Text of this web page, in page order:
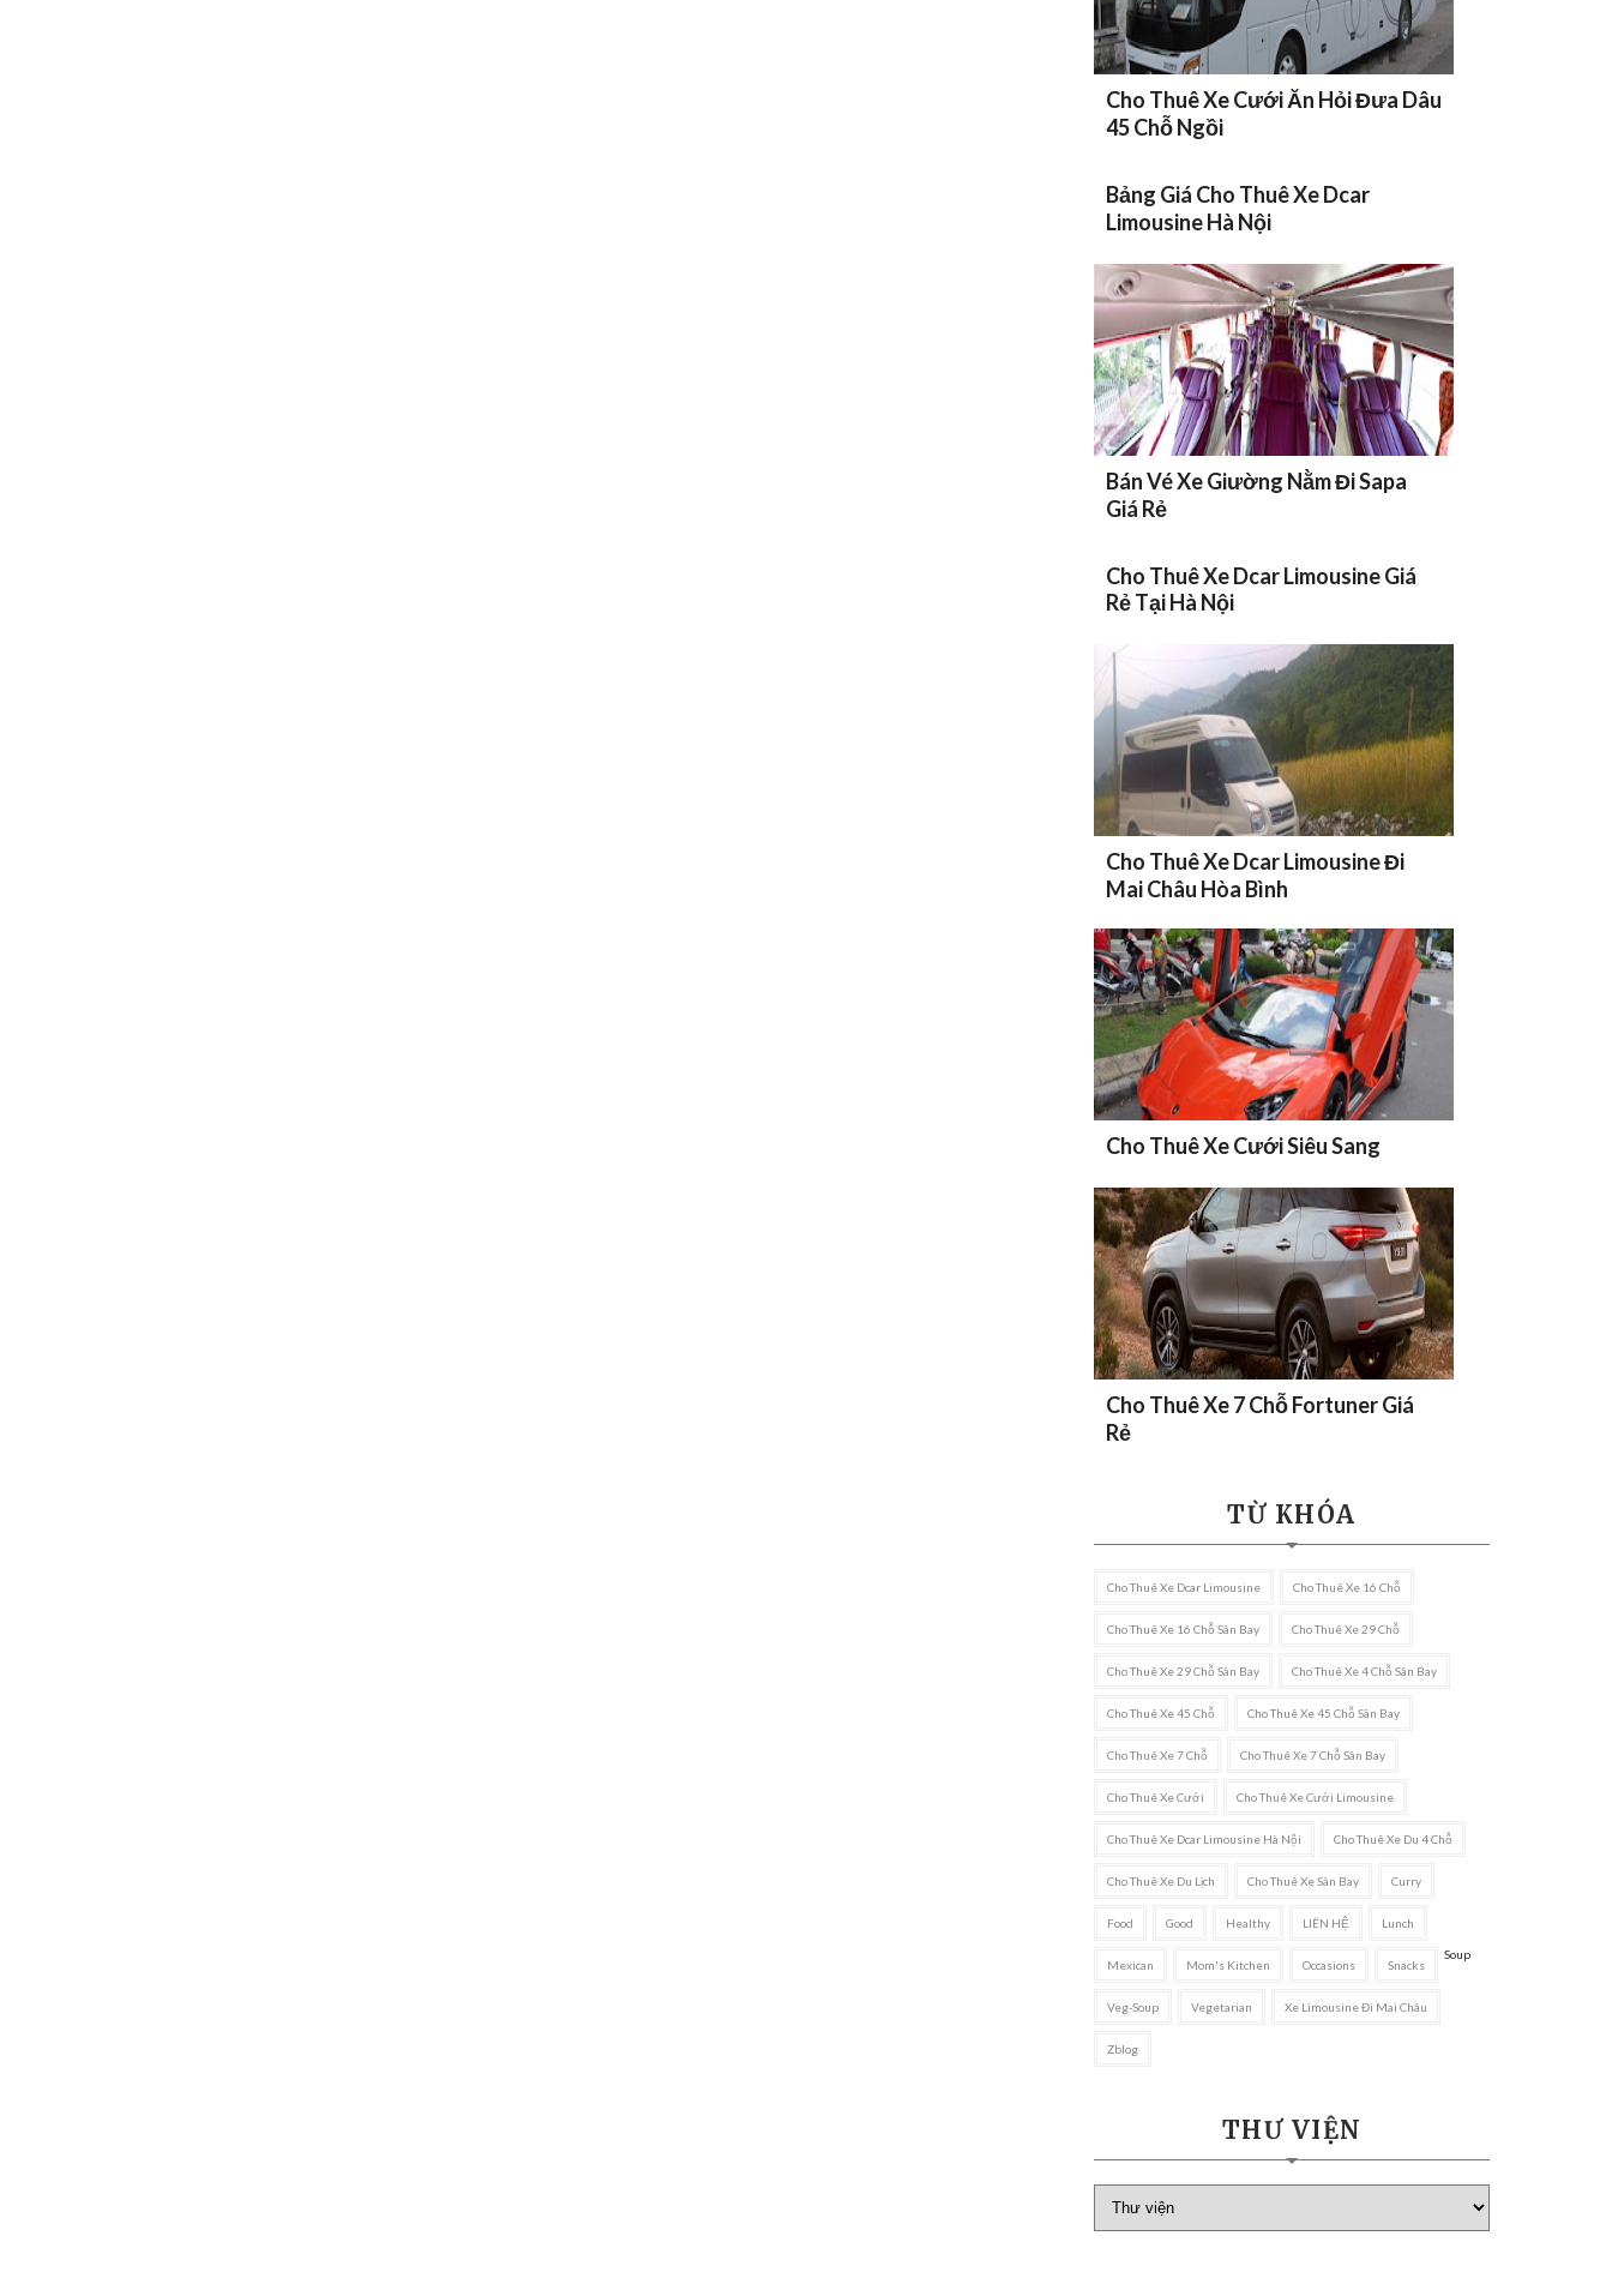
Cho Thuê Xe Cưới Ăn Hỏi Đưa Dâu
45 Chỗ Ngồi
Bảng Giá Cho Thuê Xe Dcar
Limousine Hà Nội
Bán Vé Xe Giường Nằm Đi Sapa
Giá Rẻ
Cho Thuê Xe Dcar Limousine Giá
Rẻ Tại Hà Nội
Cho Thuê Xe Dcar Limousine Đi
Mai Châu Hòa Bình
Cho Thuê Xe Cưới Siêu Sang
Cho Thuê Xe 7 Chỗ Fortuner Giá
Rẻ
TỪ KHÓA
Cho Thuê Xe Dcar Limousine Cho Thuê Xe 16 Chỗ
Cho Thuê Xe 16 Chỗ Sân Bay Cho Thuê Xe 29 Chỗ
Cho Thuê Xe 29 Chỗ Sân Bay Cho Thuê Xe 4 Chỗ Sân Bay
Cho Thuê Xe 45 Chỗ Cho Thuê Xe 45 Chỗ Sân Bay
Cho Thuê Xe 7 Chỗ Cho Thuê Xe 7 Chỗ Sân Bay
Cho Thuê Xe Cưới Cho Thuê Xe Cưới Limousine
Cho Thuê Xe Dcar Limousine Hà Nội Cho Thuê Xe Du 4 Chỗ
Cho Thuê Xe Du Lịch Cho Thuê Xe Sân Bay Curry
Food Good Healthy LIÊN HỆ Lunch
Mexican Mom's Kitchen Occasions Snacks
Soup
Veg-Soup Vegetarian Xe Limousine Đi Mai Châu
Zblog
THƯ VIỆN